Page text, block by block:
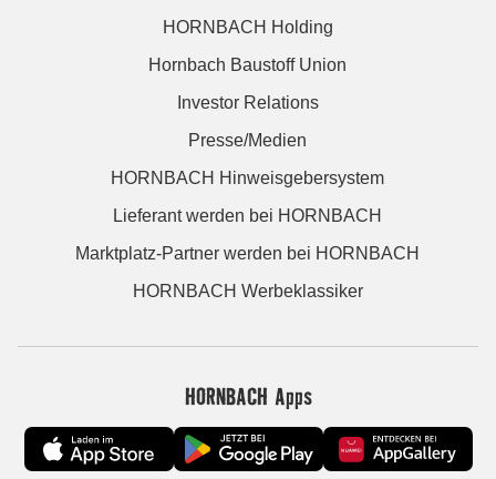
HORNBACH Holding
Hornbach Baustoff Union
Investor Relations
Presse/Medien
HORNBACH Hinweisgebersystem
Lieferant werden bei HORNBACH
Marktplatz-Partner werden bei HORNBACH
HORNBACH Werbeklassiker
HORNBACH Apps